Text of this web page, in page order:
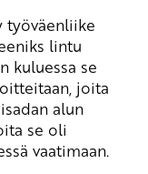
työväenliike
lintu
kuluessa se
joita
alun
se oli
vaatimaan.